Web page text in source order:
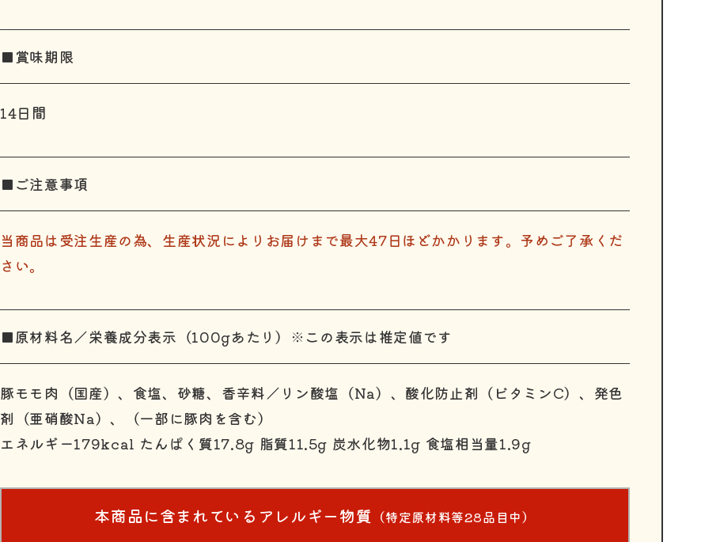
■賞味期限
14日間
■ご注意事項
当商品は受注生産の為、生産状況によりお届けまで最大47日ほどかかります。予めご了承くだ
さい。
■原材料名／栄養成分表示（100gあたり）※この表示は推定値です
豚モモ肉（国産）、食塩、砂糖、香辛料／リン酸塩（Na）、酸化防止剤（ビタミンC）、発色
剤（亜硝酸Na）、（一部に豚肉を含む）
エネルギー179kcal たんぱく質17.8g 脂質11.5g 炭水化物1.1g 食塩相当量1.9g
本商品に含まれているアレルギー物質 （特定原材料等28品目中）